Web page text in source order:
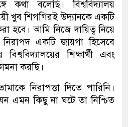
কথা বলেছি। বিশ্ববিদ্যালয়
খুব শিগগিরই উদ্যানকে একটি
হবে। আমি নিজে দায়িত্ব নিয়ে
নিরাপদ একটি জায়গা হিসেবে
শিক্ষার্থী এবং
করছি।
নিরাপত্তা দিতে পারিনি।
এমন কিছু না ঘটে তা নিশ্চিত